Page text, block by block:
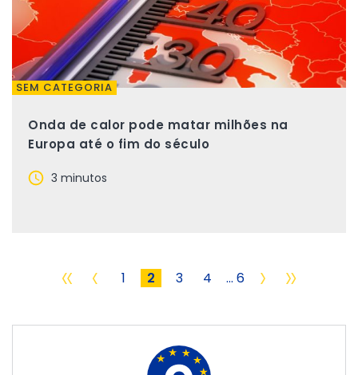
SEM CATEGORIA
Onda de calor pode matar milhões na
Europa até o fim do século
3 minutos
« ‹ 1 2 3 4 ... 6 › »